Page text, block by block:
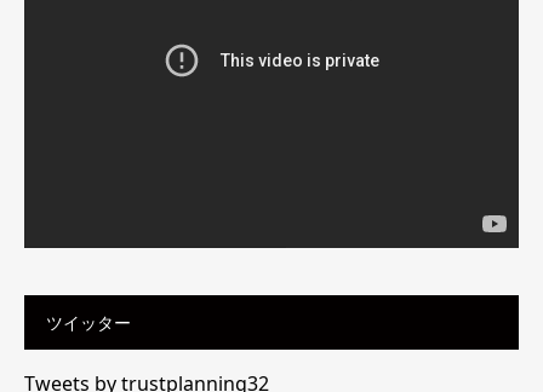
ツイッター
Tweets by trustplanning32